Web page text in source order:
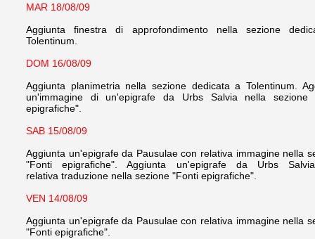
MAR 18/08/09
Aggiunta finestra di approfondimento nella sezione
Tolentinum.
DOM 16/08/09
Aggiunta planimetria nella sezione dedicata a Tolentinum.
un'immagine di un'epigrafe da Urbs Salvia nella sezione
epigrafiche".
SAB 15/08/09
Aggiunta un'epigrafe da Pausulae con relativa immagine nella
"Fonti epigrafiche".Aggiunta un'epigrafe da Urbs
relativa traduzione nella sezione "Fonti epigrafiche".
VEN 14/08/09
Aggiunta un'epigrafe da Pausulae con relativa immagine nella
"Fonti epigrafiche".